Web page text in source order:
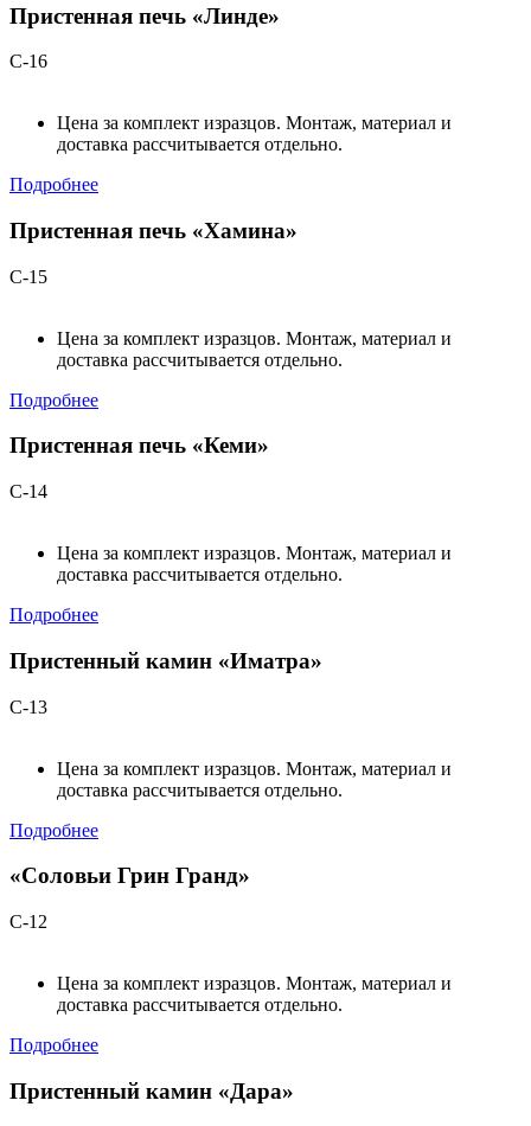
Пристенная печь «Линде»
С-16
Цена за комплект изразцов. Монтаж, материал и
доставка рассчитывается отдельно.
Подробнее
Пристенная печь «Хамина»
С-15
Цена за комплект изразцов. Монтаж, материал и
доставка рассчитывается отдельно.
Подробнее
Пристенная печь «Кеми»
С-14
Цена за комплект изразцов. Монтаж, материал и
доставка рассчитывается отдельно.
Подробнее
Пристенный камин «Иматра»
С-13
Цена за комплект изразцов. Монтаж, материал и
доставка рассчитывается отдельно.
Подробнее
«Соловьи Грин Гранд»
С-12
Цена за комплект изразцов. Монтаж, материал и
доставка рассчитывается отдельно.
Подробнее
Пристенный камин «Дара»